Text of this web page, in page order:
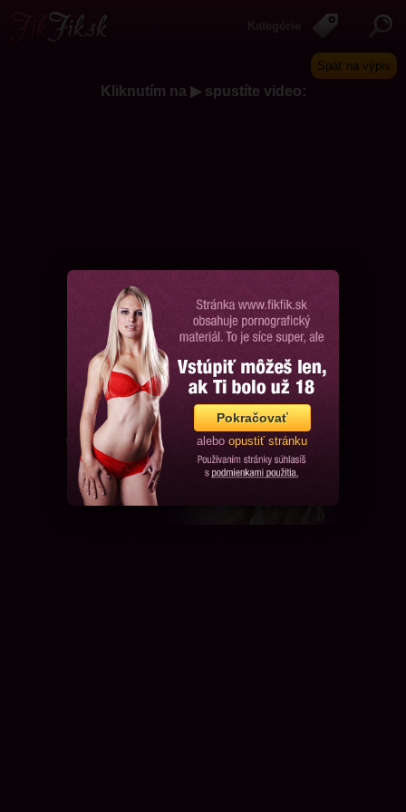
Späť na výpis
Kliknutím na ▶ spustíte video:
Chcem ďalšie videá, prosím
Pokračovať
alebo opustiť stránku